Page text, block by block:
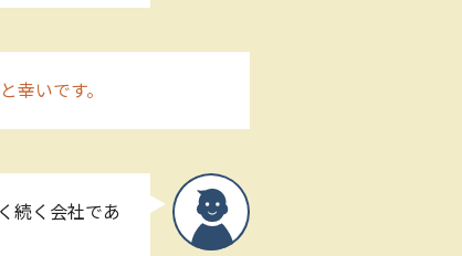
いです。
続く会社であ